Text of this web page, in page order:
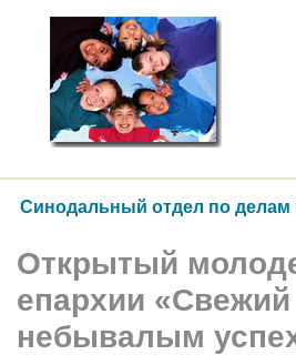
Синодальный отдел по
Открытый
епархии
небывалым